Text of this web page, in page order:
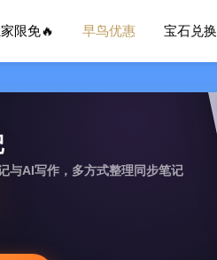
限免🔥 早鸟优惠 宝石兑换
与AI写作，多方式整理同步笔记